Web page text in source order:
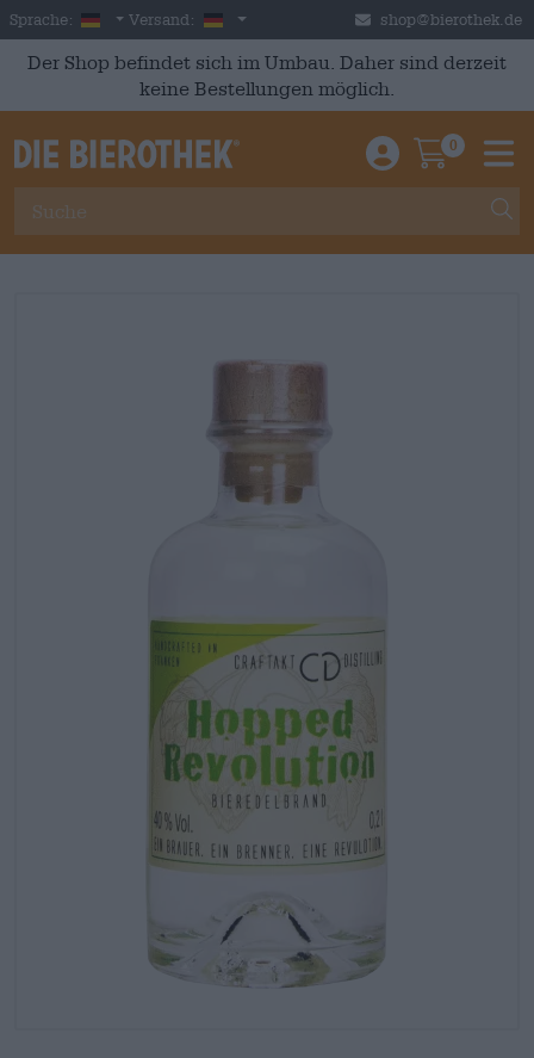
Skip to main content
Sprache: German
Versand: Deutschland shop@bierothek.de
Der Shop befindet sich im Umbau. Daher sind derzeit
keine Bestellungen möglich.
Einloggen /
0